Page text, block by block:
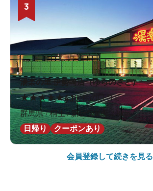
3
湯楽の里 伊勢崎店（ゆらのさと）
★★★★★4.180件の口コミ
群馬県 / 桐生 / 新伊勢崎駅2.8km
日帰り
クーポンあり
会員登録して続きを見る